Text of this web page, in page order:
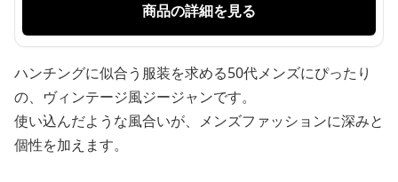
商品の詳細を見る
ハンチングに似合う服装を求める50代メンズにぴったり
の、ヴィンテージ風ジージャンです。
使い込んだような風合いが、メンズファッションに深みと
個性を加えます。